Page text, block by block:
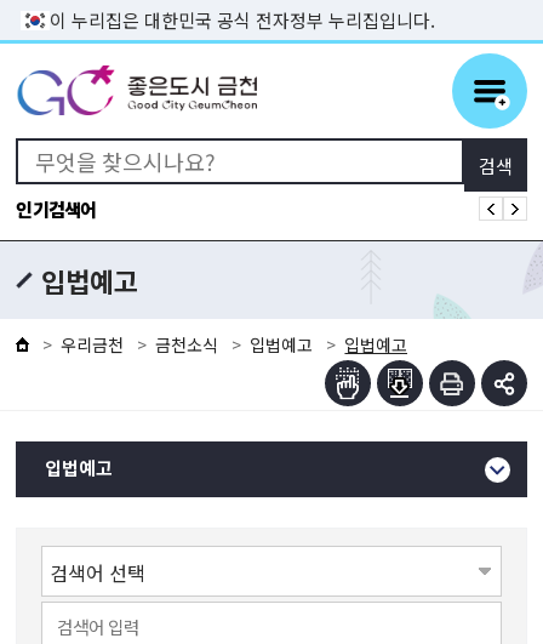
본문 바로가기
이 누리집은 대한민국 공식 전자정부 누리집입니다.
인기검색어
입법예고
우리금천 금천소식 입법예고 입법예고
입법예고